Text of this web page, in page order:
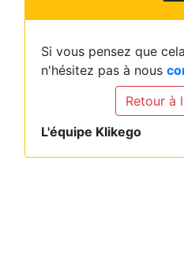
Si vous pensez que
n'hésitez pas à nous
Retour à
L'équipe Klikego